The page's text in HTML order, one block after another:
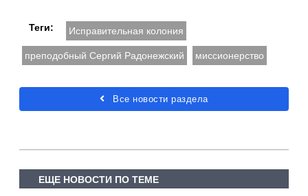
Теги: Исправительная колония
преподобный Сергий Радонежский миссионерство
Все новости раздела
ЕЩЕ НОВОСТИ ПО ТЕМЕ